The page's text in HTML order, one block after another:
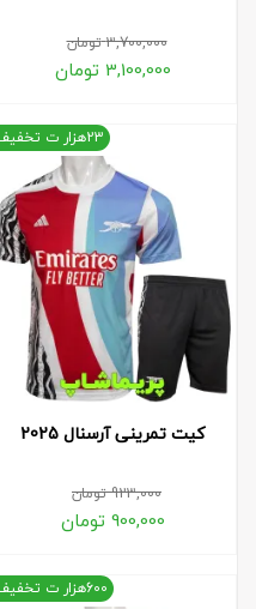
3,700,000تومان
3,100,000 تومان
کیت تمرینی آرسنال 2025
923,000تومان
900,000 تومان
23هزار ت تخفیف
600هزار ت تخفیف